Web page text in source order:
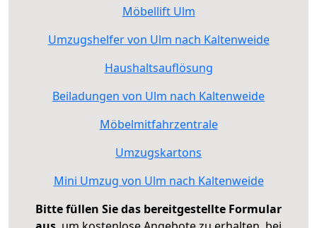
Möbellift Ulm
Umzugshelfer von Ulm nach Kaltenweide
Haushaltsauflösung
Beiladungen von Ulm nach Kaltenweide
Möbelmitfahrzentrale
Umzugskartons
Mini Umzug von Ulm nach Kaltenweide
Bitte füllen Sie das bereitgestellte Formular